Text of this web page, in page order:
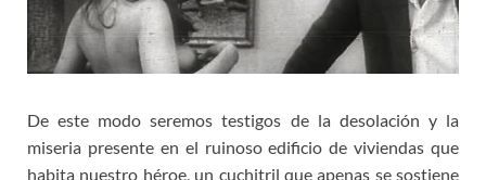
De este modo seremos testigos de la desolación y la
miseria presente en el ruinoso edificio de viviendas que
habita nuestro héroe, un cuchitril que apenas se sostiene